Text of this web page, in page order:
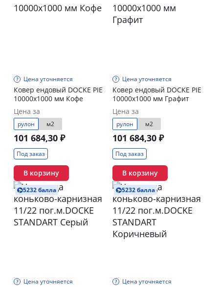
Цена уточняется
Ковер ендовый DOCKE PIE
10000х1000 мм Кофе
Цена за
рулон м2
101 684,30 ₽
Под заказ
В корзину
Цена уточняется
Ковер ендовый DOCKE PIE
10000х1000 мм Графит
Цена за
рулон м2
101 684,30 ₽
Под заказ
В корзину
5232 балла
Цена уточняется
5232 балла
Цена уточняется